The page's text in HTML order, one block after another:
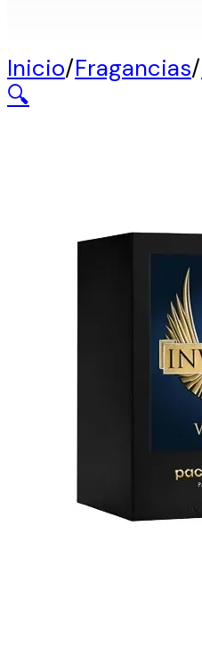
Inicio/Fragancias/
🔍